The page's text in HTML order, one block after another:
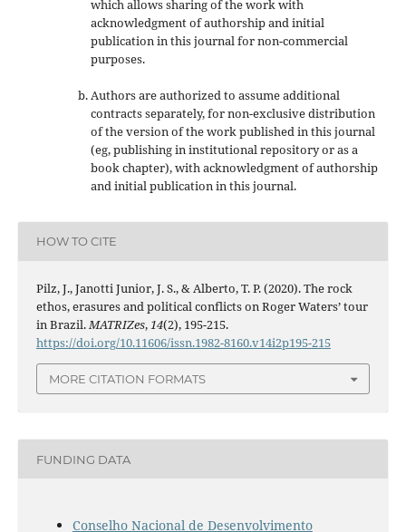
which allows sharing of the work with
acknowledgment of authorship and initial
publication in this journalfor non-commercial
purposes.
Authors are authorized to assume additional
contracts separately, for non-exclusive distribution
of the version of the work published in this journal
(eg, publishing in institutional repository or as a
book chapter), with acknowledgment of authorship
and initial publication in this journal.
HOW TO CITE
Pilz, J., Janotti Junior, J. S., & Alberto, T. P. (2020). The rock
ethos, erasures and political conflicts on Roger Waters’ tour
in Brazil.MATRIZes,14(2), 195-215.
https://doi.org/10.11606/issn.1982-8160.v14i2p195-215
MORE CITATION FORMATS
FUNDING DATA
Conselho Nacional de Desenvolvimento